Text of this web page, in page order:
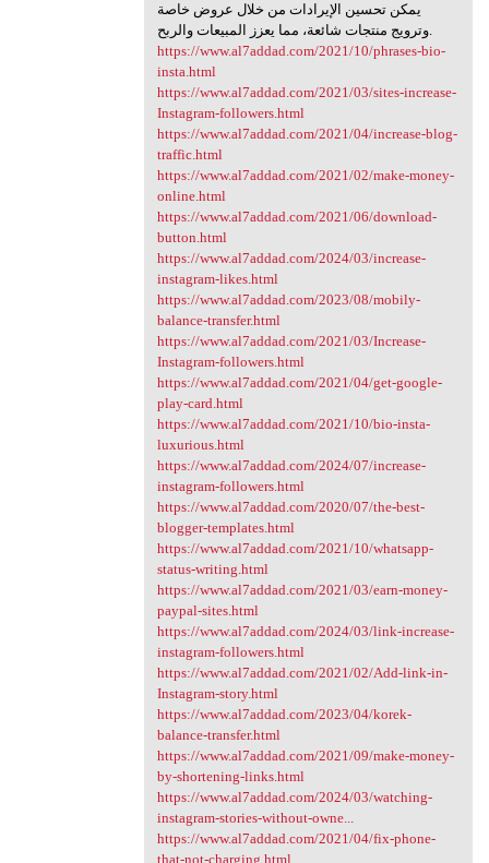
يمكن تحسين الإيرادات من خلال عروض خاصة
وترويج منتجات شائعة، مما يعزز المبيعات والربح.
https://www.al7addad.com/2021/10/phrases-bio-
insta.html
https://www.al7addad.com/2021/03/sites-increase-
Instagram-followers.html
https://www.al7addad.com/2021/04/increase-blog-
traffic.html
https://www.al7addad.com/2021/02/make-money-
online.html
https://www.al7addad.com/2021/06/download-
button.html
https://www.al7addad.com/2024/03/increase-
instagram-likes.html
https://www.al7addad.com/2023/08/mobily-
balance-transfer.html
https://www.al7addad.com/2021/03/Increase-
Instagram-followers.html
https://www.al7addad.com/2021/04/get-google-
play-card.html
https://www.al7addad.com/2021/10/bio-insta-
luxurious.html
https://www.al7addad.com/2024/07/increase-
instagram-followers.html
https://www.al7addad.com/2020/07/the-best-
blogger-templates.html
https://www.al7addad.com/2021/10/whatsapp-
status-writing.html
https://www.al7addad.com/2021/03/earn-money-
paypal-sites.html
https://www.al7addad.com/2024/03/link-increase-
instagram-followers.html
https://www.al7addad.com/2021/02/Add-link-in-
Instagram-story.html
https://www.al7addad.com/2023/04/korek-
balance-transfer.html
https://www.al7addad.com/2021/09/make-money-
by-shortening-links.html
https://www.al7addad.com/2024/03/watching-
instagram-stories-without-owne...
https://www.al7addad.com/2021/04/fix-phone-
that-not-charging.html